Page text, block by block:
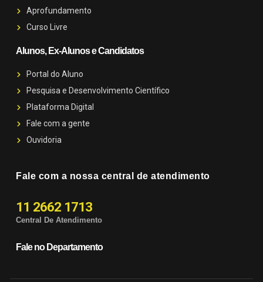
Aprofundamento
Curso Livre
Alunos, Ex-Alunos e Candidatos
Portal do Aluno
Pesquisa e Desenvolvimento Científico
Plataforma Digital
Fale com a gente
Ouvidoria
Fale com a nossa central de atendimento
11 2662 1713
Central De Atendimento
Fale no Departamento